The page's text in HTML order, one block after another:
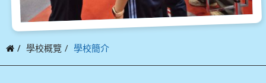
學校概覽 學校簡介